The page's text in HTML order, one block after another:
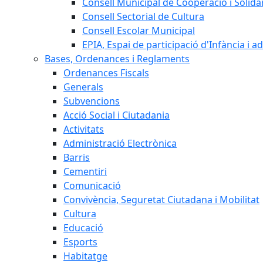
Consell Sectorial de Cultura
Consell Escolar Municipal
EPIA, Espai de participació d'Infància i
Bases, Ordenances i Reglaments
Ordenances Fiscals
Generals
Subvencions
Acció Social i Ciutadania
Activitats
Administració Electrònica
Barris
Cementiri
Comunicació
Convivència, Seguretat Ciutadana i Mobilitat
Cultura
Educació
Esports
Habitatge